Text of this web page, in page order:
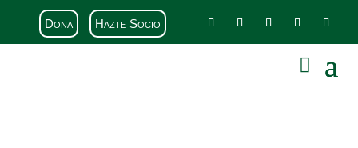
Dona Hazte Socio